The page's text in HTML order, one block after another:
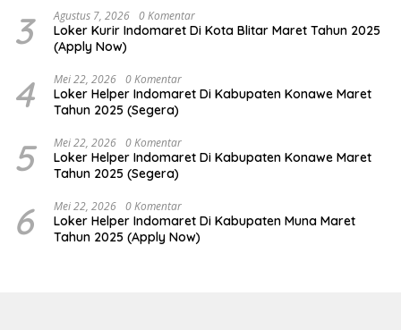
3 Agustus 7, 2026 0 Komentar
Loker Kurir Indomaret Di Kota Blitar Maret Tahun 2025
(Apply Now)
4 Mei 22, 2026 0 Komentar
Loker Helper Indomaret Di Kabupaten Konawe Maret
Tahun 2025 (Segera)
5 Mei 22, 2026 0 Komentar
Loker Helper Indomaret Di Kabupaten Konawe Maret
Tahun 2025 (Segera)
6 Mei 22, 2026 0 Komentar
Loker Helper Indomaret Di Kabupaten Muna Maret
Tahun 2025 (Apply Now)